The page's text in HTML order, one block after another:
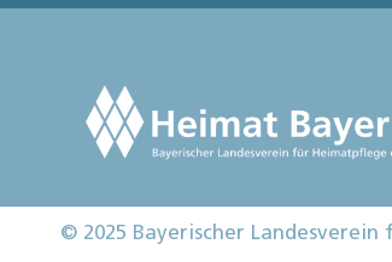
© 2025 Bayerischer